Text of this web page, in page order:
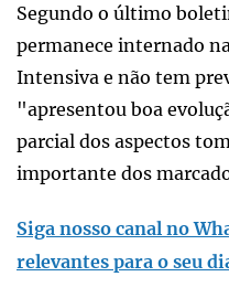
Segundo o último
permanece internado
Intensiva e não tem
"apresentou boa
parcial dos aspectos
importante dos
Siga nosso canal no
relevantes para o seu